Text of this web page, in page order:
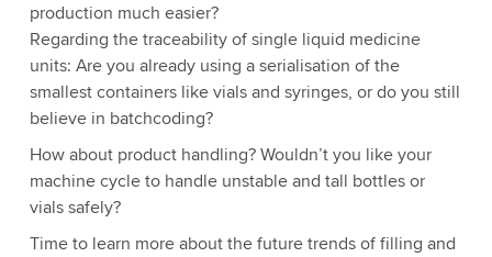
production much easier?
Regarding the traceability of single liquid medicine
units: Are you already using a serialisation of the
smallest containers like vials and syringes, or do you still
believe in batchcoding?
How about product handling? Wouldn’t you like your
machine cycle to handle unstable and tall bottles or
vials safely?
Time to learn more about the future trends of filling and